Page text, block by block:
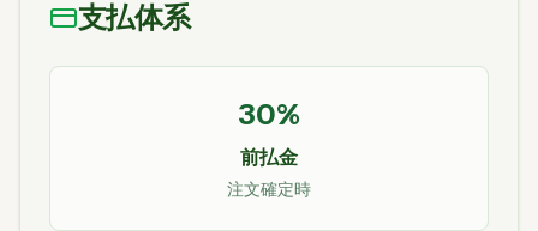
支払体系
30%
前払金
注文確定時